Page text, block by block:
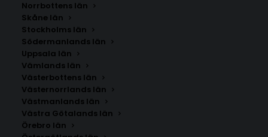
Norrbottens län
Skåne län
Stockholms län
Södermanlands län
Uppsala län
Vämlands län
Västerbottens län
Västernorrlands län
Västmanlands län
Västra Götalands län
Örebro län